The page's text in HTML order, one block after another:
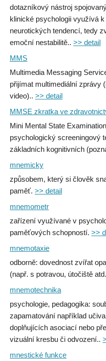
dotazníkový nástroj
klinické psychologii využívá
neurotických tendencí, tedy
emoční nestabilitě.. >> detail
MMS
Multimedia Messaging
přijímat multimediální zprávy
video).. >> detail
MMSE zkratka ve
Mini Mental State
psychologický screeningový
základních kognitivních
mnemicky
způsobem, který si člověk
paměť. >> detail
mnemometr
zařízení využívané v
paměťových schopností. >>
mnemotaxie
odborně: dovednost zvířat
(např. s potravou, útočiště
mnemotechnika
psychologie, pedagogika:
zapamatování například
doplňujících asociací nebo
vizuální kresbu či odvození..
mnestické funkce